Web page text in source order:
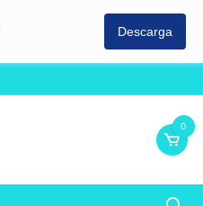
Descarga
0